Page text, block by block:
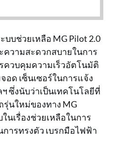
บบช่วยเหลือ MG Pilot 2.0
วามสะดวกสบายในการ
ควบคุมความเร็วอัตโนมัติ
อด เซ็นเซอร์ในการแจ้ง
ซึ่งนับว่าเป็นเทคโนโลยีที่
รุ่นใหม่ของทาง MG
นเรื่องช่วยเหลือในการ
การทรงตัว เบรกมือไฟฟ้า